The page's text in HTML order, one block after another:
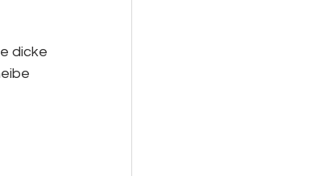
dicke